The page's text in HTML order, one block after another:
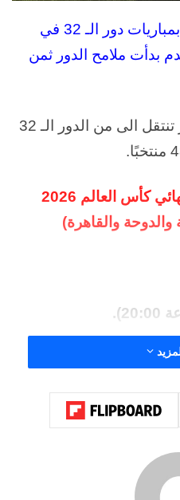
مع انطلاق الأدوار الإقصائية بمباريات دور الـ 32 في
لكرة القدم بدأت ملامح الدور ثمن
بدأت ملامح المونديال الأكبر تنتقل الى من الدور الـ 32
جدول مباريات ونتائج ثمن نهائي كأس العالم 2026
والقاهرة)
23:00).